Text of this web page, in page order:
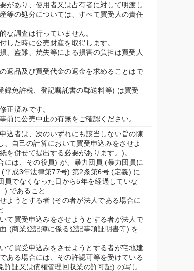
があり、使用者又は占有者に対して明渡し
等の処分については、すべて買受人の責任
な調査は行っていません。
した時に公売財産を取得します。
、盗難、焼失等による損害の負担は買受人
返品及び買受代金の返金を求めることはで
録免許税、登記嘱託書の郵送料等) は買受
正済みです。
前に公売中止の有無をご確認ください。
込者は、次のいずれにも該当しない旨の陳
自己の計算において買受申込みをさせよ
を併せて提出する必要があります。)。
には、その役員) が、暴力団員 (暴力団員に
平成3年法律第77号) 第2条第6号 (定義) に
員でなくなった日から5年を経過していな
) であること
ようとする者 (その者が法人である場合に
て買受申込みをさせようとする者が法人で
(商業登記簿に係る登記事項証明書等) を
て買受申込みをさせようとする者が宅地建
ある場合には、その許認可等を受けている
許証又は債権管理回収業の許可証) の写し